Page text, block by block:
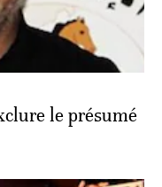
le présumé